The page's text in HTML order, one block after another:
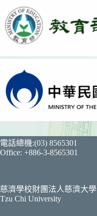
電話總機:(03) 8565301
Office: +886-3-8565301
慈濟學校財團法人慈濟大學
Tzu Chi University